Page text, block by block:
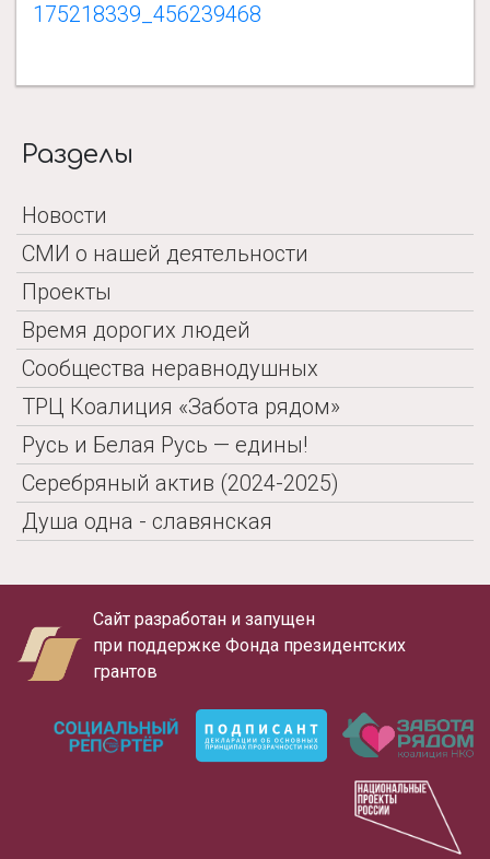
175218339_456239468
Разделы
Новости
СМИ о нашей деятельности
Проекты
Время дорогих людей
Сообщества неравнодушных
ТРЦ Коалиция «Забота рядом»
Русь и Белая Русь — едины!
Серебряный актив (2024-2025)
Душа одна - славянская
Сайт разработан и запущен
при поддержке Фонда президентских
грантов